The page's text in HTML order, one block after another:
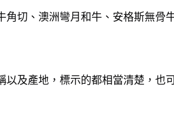
切、澳洲彎月和牛、安格斯無骨
及產地，標示的都相當清楚，也